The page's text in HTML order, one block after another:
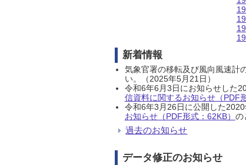
新着情報
気象官署の移転及び風向風速計
い。（2025年5月21日）
令和6年6月3日にお知らせした
信資料に関するお知らせ（PDF
令和6年3月26日に公開した
お知らせ（PDF形式：62KB） の
過去のお知らせ
データ修正のお知らせ